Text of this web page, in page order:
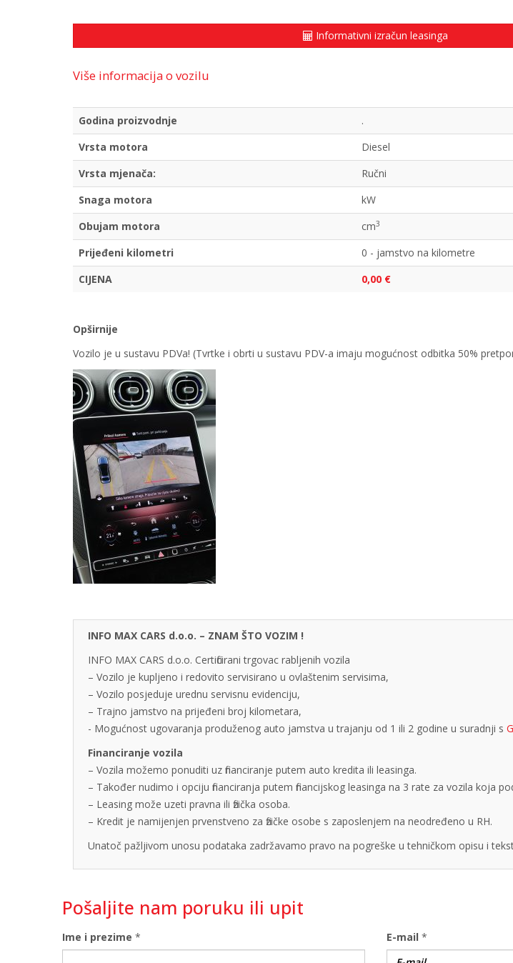
Informativni izračun leasinga
Više informacija o vozilu
Godina proizvodnje
.
Vrsta motora
Diesel
Vrsta mjenača:
Ručni
Snaga motora
kW
Obujam motora
cm3
Prijeđeni kilometri
0 - jamstvo na kilometre
CIJENA
0,00 €
Opširnije
Vozilo je u sustavu PDVa! (Tvrtke i obrti u sustavu PDV-a imaju mogućnost odbitka 50%
INFO MAX CARS d.o.o. – ZNAM ŠTO VOZIM !
INFO MAX CARS d.o.o. Certificirani trgovac rabljenih vozila
– Vozilo je kupljeno i redovito servisirano u ovlaštenim servisima,
– Vozilo posjeduje urednu servisnu evidenciju,
– Trajno jamstvo na prijeđeni broj kilometara,
- Mogućnost ugovaranja produženog auto jamstva u trajanju od 1 ili 2 godine u suradnji s
Financiranje vozila
– Vozila možemo ponuditi uz financiranje putem auto kredita ili leasinga.
– Također nudimo i opciju financiranja putem financijskog leasinga na 3 rate za vozila koja
– Leasing može uzeti pravna ili fizička osoba.
– Kredit je namijenjen prvenstveno za fizičke osobe s zaposlenjem na neodređeno u RH.
Unatoč pažljivom unosu podataka zadržavamo pravo na pogreške u tehničkom opisu i
Pošaljite nam poruku ili upit
Ime i prezime * E-mail *